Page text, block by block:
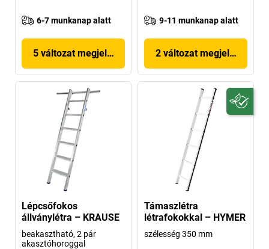
6-7 munkanap alatt
5 változat megjelenítése
9-11 munkanap alatt
2 változat megjelenítése
Lépcsőfokos
állványlétra – KRAUSE
beakasztható, 2 pár
akasztóhoroggal
Támaszlétra
létrafokokkal – HYMER
szélesség 350 mm